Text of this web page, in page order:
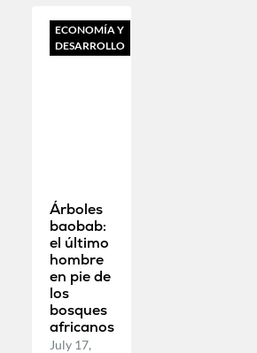
ECONOMÍA Y
DESARROLLO
Árboles
baobab:
el último
hombre
en pie de
los
bosques
africanos
July 17,